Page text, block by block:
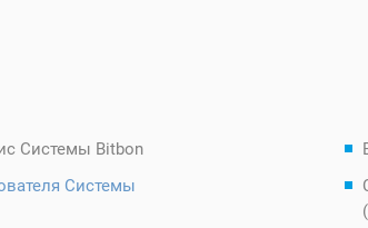
Системы Bitbon
Системы